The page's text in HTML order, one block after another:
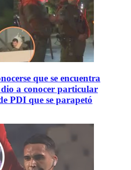
que se encuentra
a conocer particular
PDI que se parapetó